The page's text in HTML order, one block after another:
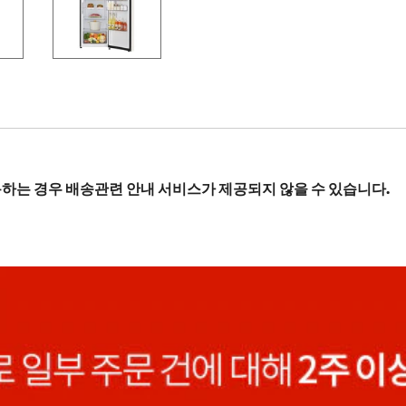
는 경우 배송관련 안내 서비스가 제공되지 않을 수 있습니다.